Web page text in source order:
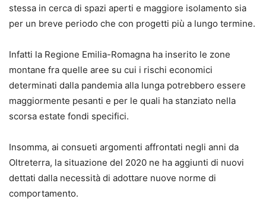
stessa in cerca di spazi aperti e maggiore isolamento sia
per un breve periodo che con progetti più a lungo termine.
Infatti la Regione Emilia-Romagna ha inserito le zone
montane fra quelle aree su cui i rischi economici
determinati dalla pandemia alla lunga potrebbero essere
maggiormente pesanti e per le quali ha stanziato nella
scorsa estate fondi specifici.
Insomma, ai consueti argomenti affrontati negli anni da
Oltreterra, la situazione del 2020 ne ha aggiunti di nuovi
dettati dalla necessità di adottare nuove norme di
comportamento.